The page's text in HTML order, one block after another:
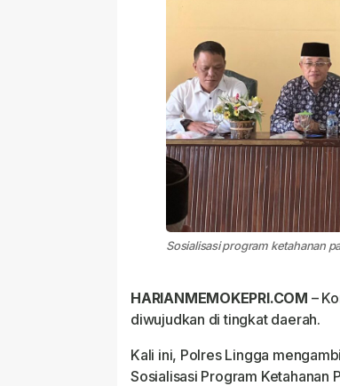
Sosialisasi program ketahanan
HARIANMEMOKEPRI.COM –
diwujudkan di tingkat daerah.
Kali ini, Polres Lingga
Sosialisasi Program Ketahanan